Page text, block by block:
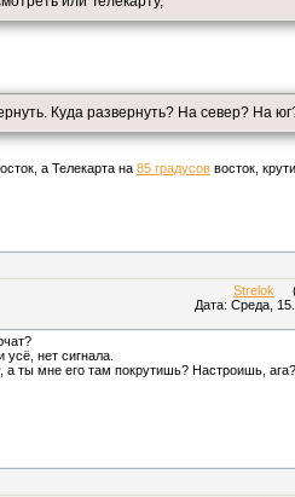
Куда развернуть? На север? На
а Телекарта на 85 градусов восток,
Strelok
Дата: Среда,
нет сигнала.
а ты мне его там покрутишь? Настроишь,